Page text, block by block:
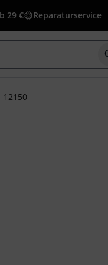
29 € Reparaturservice
12150